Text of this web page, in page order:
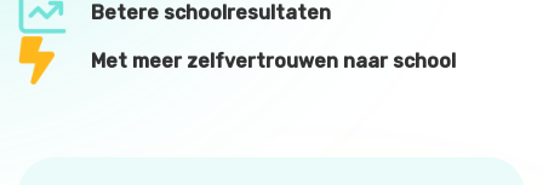
Betere schoolresultaten
Met meer zelfvertrouwen naar school